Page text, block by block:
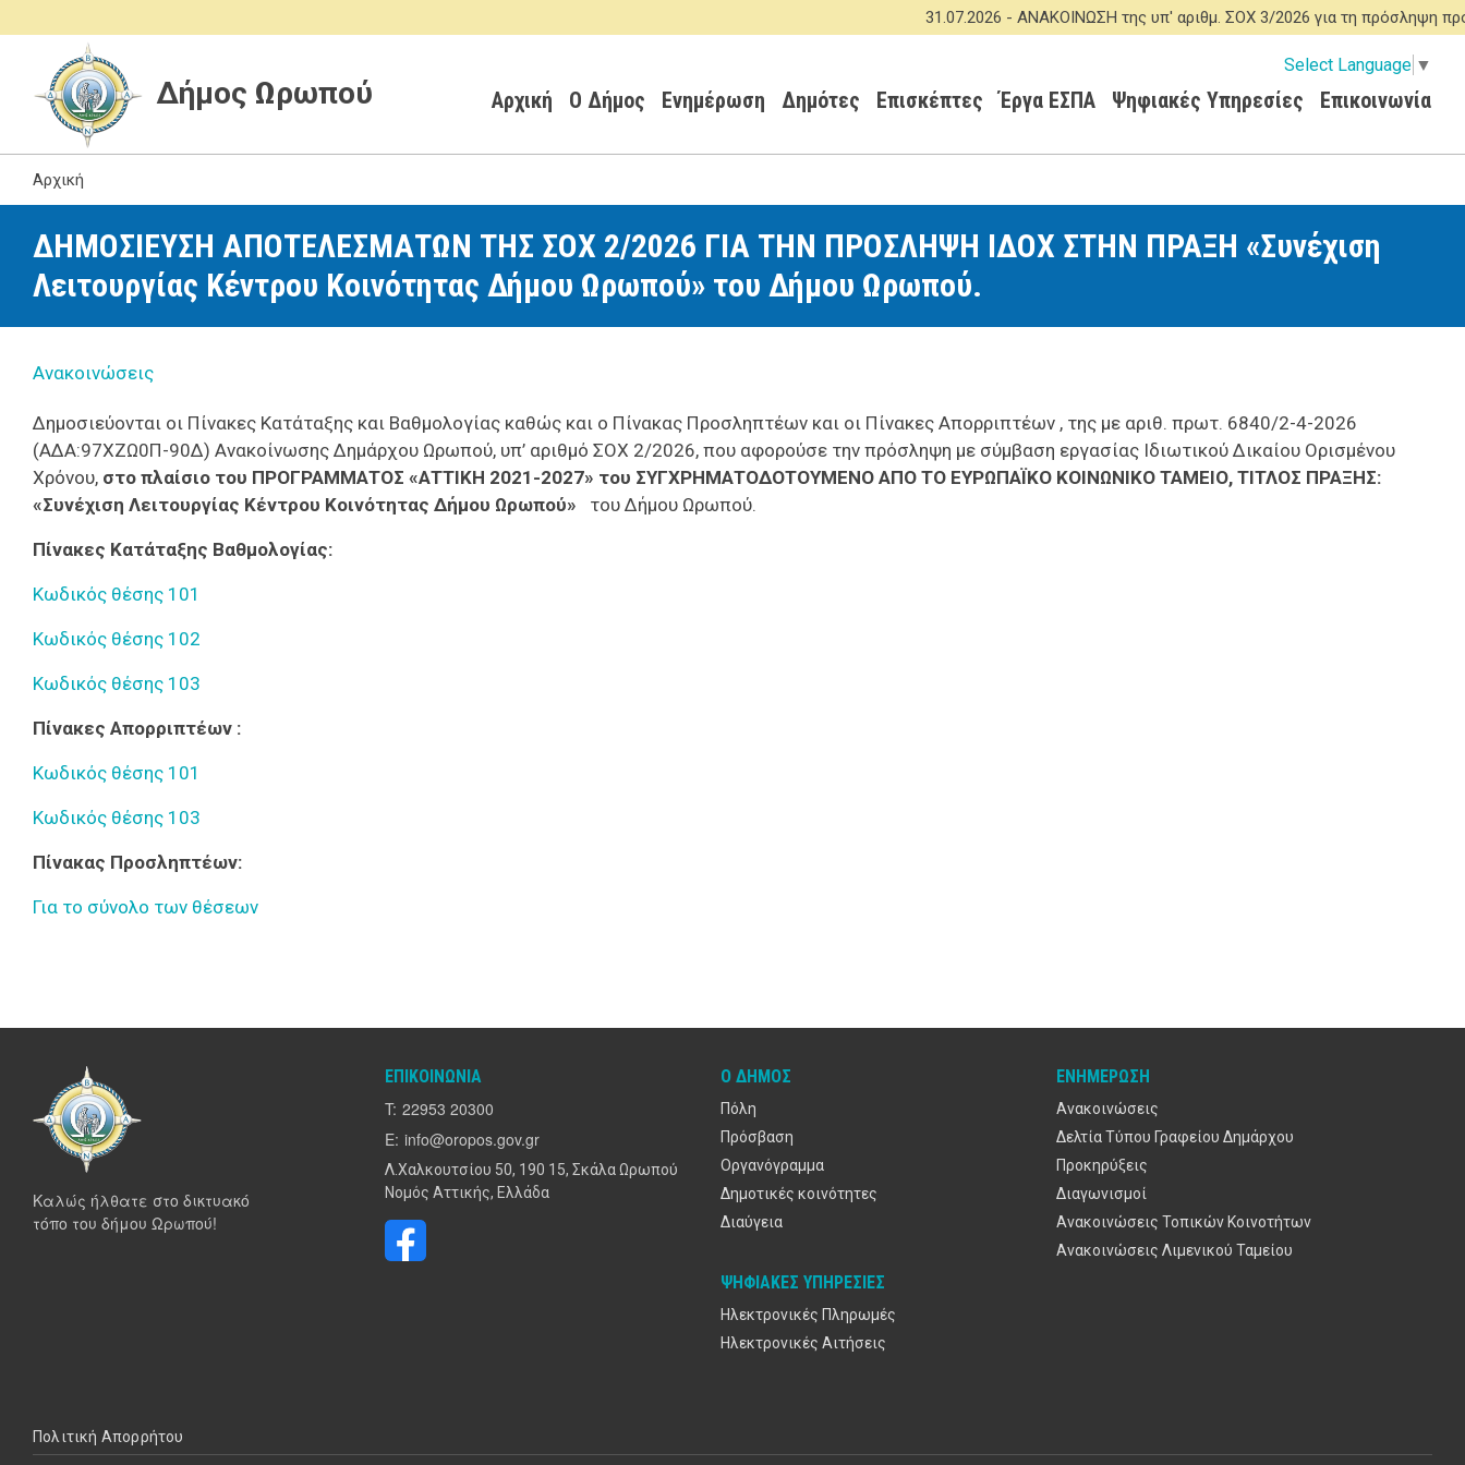
προς
κυρίως
31.07.2026 -ΑΝΑΚΟΙΝΩΣΗ της υπ' αριθμ. ΣΟΧ 3/2026 για τη πρόσληψη
Select Language ▼
Δήμος Ωρωπού Αρχική Ο Δήμος Ενημέρωση Δημότες Επισκέπτες Έργα ΕΣΠΑ Ψηφιακές Υπηρεσίες Επικοινωνία
Αρχική
ΔΗΜΟΣΙΕΥΣΗ ΑΠΟΤΕΛΕΣΜΑΤΩΝ ΤΗΣ ΣΟΧ 2/2026 ΓΙΑ ΤΗΝ ΠΡΟΣΛΗΨΗ ΙΔΟΧ ΣΤΗΝ ΠΡΑΞΗ «Συνέχιση
Λειτουργίας Κέντρου Κοινότητας Δήμου Ωρωπού» του Δήμου Ωρωπού.
Ανακοινώσεις
Δημοσιεύονται οι Πίνακες Κατάταξης και Βαθμολογίας καθώς και ο Πίνακας Προσληπτέων και οι Πίνακες Απορριπτέων , της με αριθ. πρωτ. 6840/2-4-2026
(ΑΔΑ:97ΧΖΩ0Π-90Δ) Ανακοίνωσης Δημάρχου Ωρωπού, υπ’ αριθμό ΣΟΧ 2/2026, που αφορούσε την πρόσληψη με σύμβαση εργασίας Ιδιωτικού Δικαίου Ορισμένου
Χρόνου, στο πλαίσιο του ΠΡΟΓΡΑΜΜΑΤΟΣ «ΑΤΤΙΚΗ 2021-2027» του ΣΥΓΧΡΗΜΑΤΟΔΟΤΟΥΜΕΝΟ ΑΠΟ ΤΟ ΕΥΡΩΠΑΪΚΟ ΚΟΙΝΩΝΙΚΟ ΤΑΜΕΙΟ, ΤΙΤΛΟΣ ΠΡΑΞΗΣ:
«Συνέχιση Λειτουργίας Κέντρου Κοινότητας Δήμου Ωρωπού»
του Δήμου Ωρωπού.
Πίνακες Κατάταξης Βαθμολογίας:
Κωδικός θέσης 101
Κωδικός θέσης 102
Κωδικός θέσης 103
Πίνακες Απορριπτέων :
Κωδικός θέσης 101
Κωδικός θέσης 103
Πίνακας Προσληπτέων:
Για το σύνολο των θέσεων
Καλώς ήλθατε στο δικτυακό
τόπο του δήμου Ωρωπού!
ΕΠΙΚΟΙΝΩΝΊΑ
T: 22953 20300
E: info@oropos.gov.gr
Λ.Χαλκουτσίου 50, 190 15, Σκάλα Ωρωπού
Νομός Αττικής, Ελλάδα
Ο ΔΉΜΟΣ
Πόλη
Πρόσβαση
Οργανόγραμμα
Δημοτικές κοινότητες
Διαύγεια
ΨΗΦΙΑΚΈΣ ΥΠΗΡΕΣΊΕΣ
Ηλεκτρονικές Πληρωμές
Ηλεκτρονικές Αιτήσεις
ΕΝΗΜΈΡΩΣΗ
Ανακοινώσεις
Δελτία Τύπου Γραφείου Δημάρχου
Προκηρύξεις
Διαγωνισμοί
Ανακοινώσεις Τοπικών Κοινοτήτων
Ανακοινώσεις Λιμενικού Ταμείου
Υποσέλιδο
Πολιτική Απορρήτου